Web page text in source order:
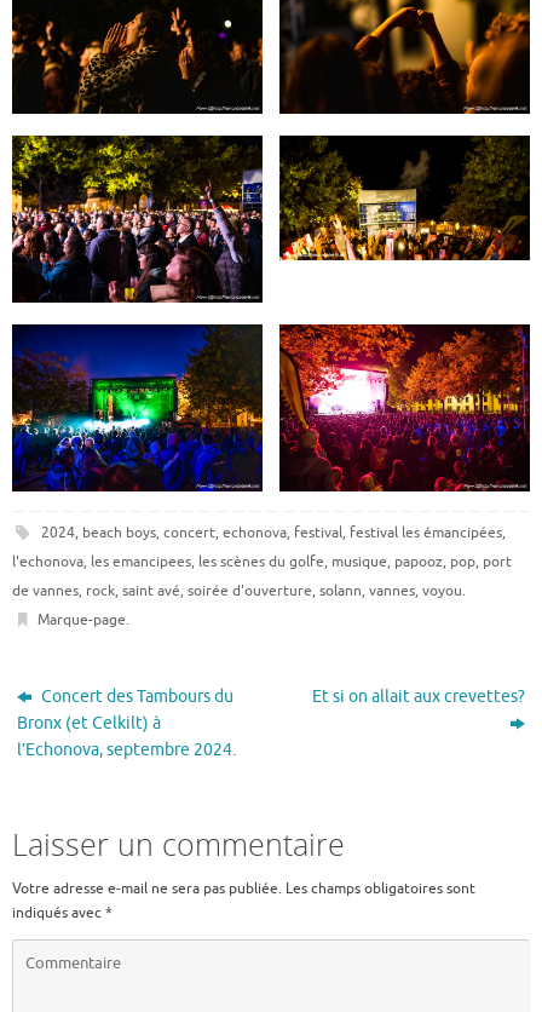
2024, beach boys, concert, echonova, festival, festival les émancipées,
l'echonova, les emancipees, les scènes du golfe, musique, papooz, pop, port
de vannes, rock, saint avé, soirée d'ouverture, solann, vannes, voyou.
Marque-page.
Concert des Tambours du
Bronx (et Celkilt) à
l’Echonova, septembre 2024.
Et si on allait aux crevettes?
Laisser un commentaire
Votre adresse e-mail ne sera pas publiée. Les champs obligatoires sont
indiqués avec*